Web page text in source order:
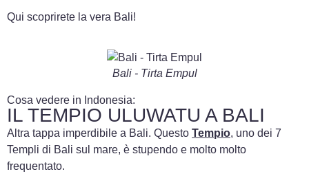
Qui scoprirete la vera Bali!
Bali - Tirta Empul
Cosa vedere in Indonesia:
IL TEMPIO ULUWATU A BALI
Altra tappa imperdibile a Bali. Questo Tempio, uno dei 7
Templi di Bali sul mare, è stupendo e molto molto
frequentato.